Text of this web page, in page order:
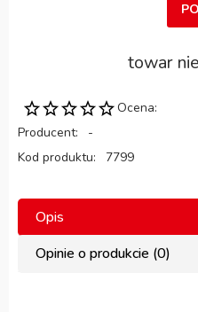
towar
Ocena:
Producent:
-
Kod produktu:
7799
Opis
Opinie o produkcie (0)